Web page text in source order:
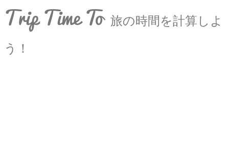
Trip Time To 旅の時間を計算しよ
う！